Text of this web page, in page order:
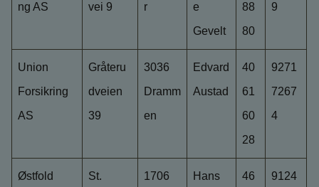
ng AS
vei 9
r
e
Gevelt
88
80
9
Union
Forsikring
AS
Gråteru
dveien
39
3036
Dramm
en
Edvard
Austad
40
61
60
28
9271
7267
4
Østfold
St.
1706
Hans
46
9124